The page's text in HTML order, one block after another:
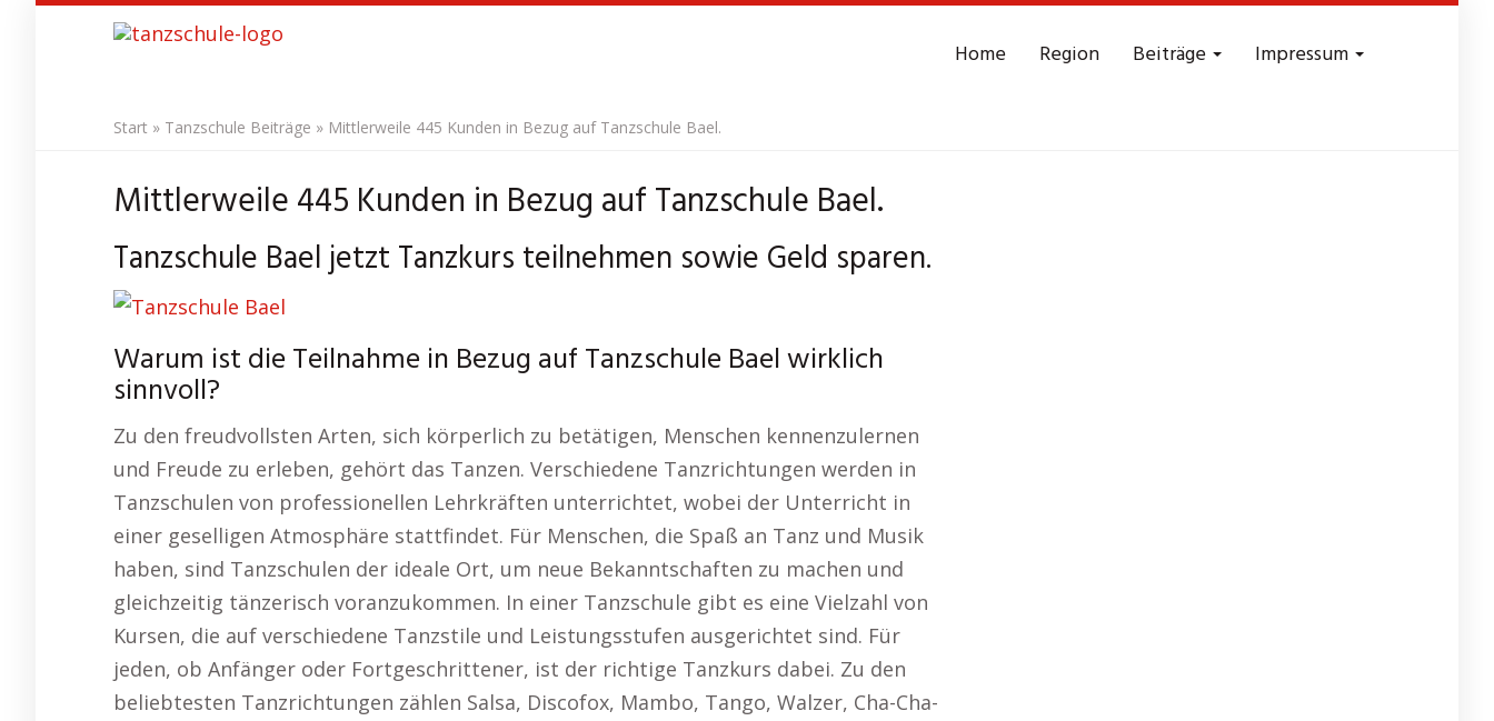
Home Region Beiträge Impressum
Start » Tanzschule Beiträge » Mittlerweile 445 Kunden in Bezug auf Tanzschule Bael.
Mittlerweile 445 Kunden in Bezug auf Tanzschule Bael.
Tanzschule Bael jetzt Tanzkurs teilnehmen sowie Geld sparen.
Warum ist die Teilnahme in Bezug auf Tanzschule Bael wirklich
sinnvoll?
Zu den freudvollsten Arten, sich körperlich zu betätigen, Menschen kennenzulernen
und Freude zu erleben, gehört das Tanzen. Verschiedene Tanzrichtungen werden in
Tanzschulen von professionellen Lehrkräften unterrichtet, wobei der Unterricht in
einer geselligen Atmosphäre stattfindet. Für Menschen, die Spaß an Tanz und Musik
haben, sind Tanzschulen der ideale Ort, um neue Bekanntschaften zu machen und
gleichzeitig tänzerisch voranzukommen. In einer Tanzschule gibt es eine Vielzahl von
Kursen, die auf verschiedene Tanzstile und Leistungsstufen ausgerichtet sind. Für
jeden, ob Anfänger oder Fortgeschrittener, ist der richtige Tanzkurs dabei. Zu den
beliebtesten Tanzrichtungen zählen Salsa, Discofox, Mambo, Tango, Walzer, Cha-Cha-